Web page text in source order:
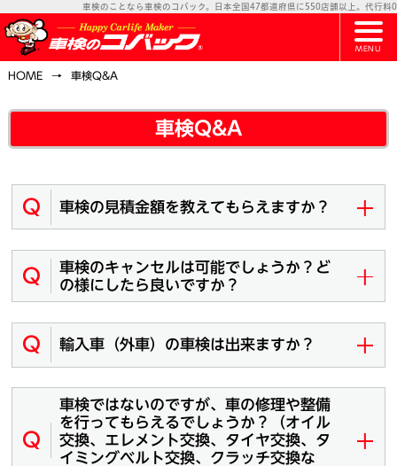
車検のことなら車検のコバック。日本全国47都道府県に550店舗以上。代行料0
MENU
HOME 車検Q&A
車検Q&A
Q 車検の見積金額を教えてもらえますか？
Q
車検のキャンセルは可能でしょうか？ど
の様にしたら良いですか？
Q 輸入車（外車）の車検は出来ますか？
Q
車検ではないのですが、車の修理や整備
を行ってもらえるでしょうか？（オイル
交換、エレメント交換、タイヤ交換、タ
イミングベルト交換、クラッチ交換な